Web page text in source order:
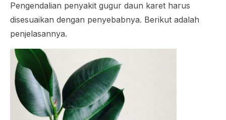
Pengendalian penyakit gugur daun karet harus
disesuaikan dengan penyebabnya. Berikut adalah
penjelasannya.